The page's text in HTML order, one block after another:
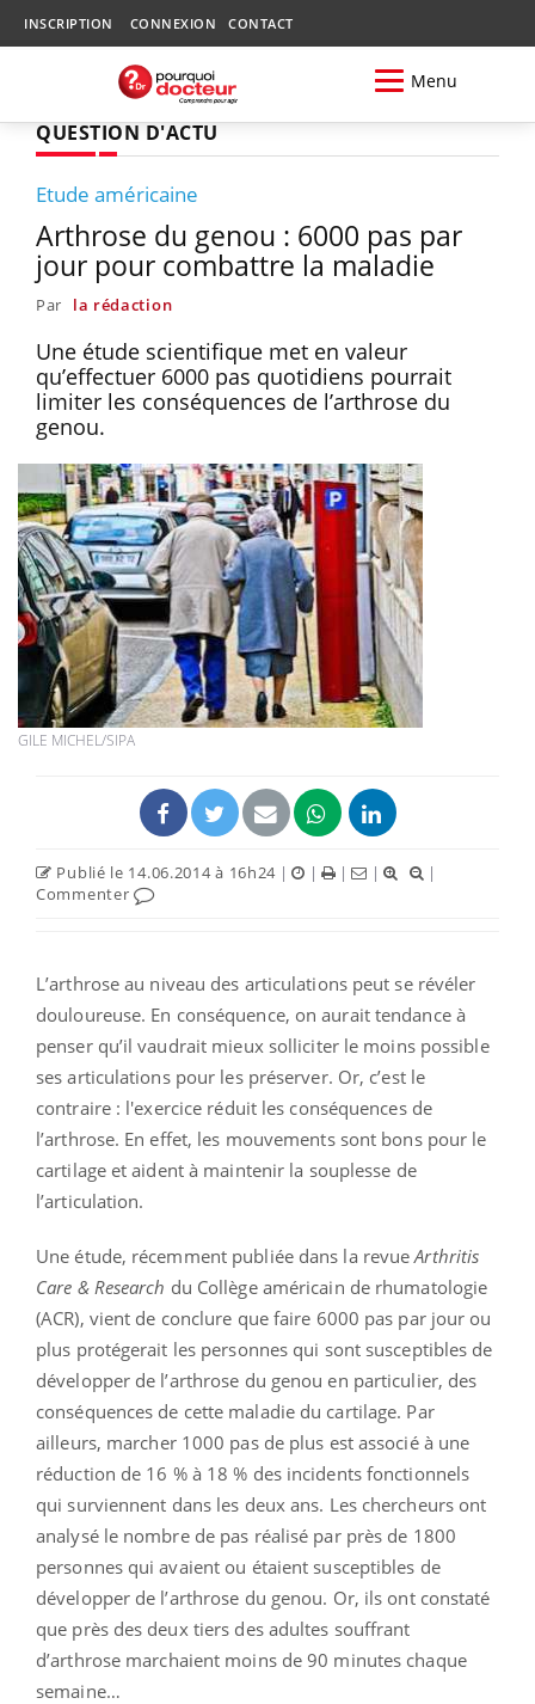
INSCRIPTION CONNEXION CONTACT
Menu
QUESTION D'ACTU
Etude américaine
Arthrose du genou : 6000 pas par
jour pour combattre la maladie
Par la rédaction
Une étude scientifique met en valeur
qu’effectuer 6000 pas quotidiens pourrait
limiter les conséquences de l’arthrose du
genou.
GILE MICHEL/SIPA
Publié le 14.06.2014 à 16h24 | | | |
|
Commenter
L’arthrose au niveau des articulations peut se révéler
douloureuse. En conséquence, on aurait tendance à
penser qu’il vaudrait mieux solliciter le moins possible
ses articulations pour les préserver. Or, c’est le
contraire : l'exercice réduit les conséquences de
l’arthrose. En effet, les mouvements sont bons pour le
cartilage et aident à maintenir la souplesse de
l’articulation.
Une étude, récemment publiée dans la revueArthritis
Care & Research du Collège américain de rhumatologie
(ACR), vient de conclure que faire 6000 pas par jour ou
plus protégerait les personnes qui sont susceptibles de
développer de l’arthrose du genou en particulier, des
conséquences de cette maladie du cartilage. Par
ailleurs, marcher 1000 pas de plus est associé à une
réduction de 16 % à 18 % des incidents fonctionnels
qui surviennent dans les deux ans. Les chercheurs ont
analysé le nombre de pas réalisé par près de 1800
personnes qui avaient ou étaient susceptibles de
développer de l’arthrose du genou. Or, ils ont constaté
que près des deux tiers des adultes souffrant
d’arthrose marchaient moins de 90 minutes chaque
semaine…